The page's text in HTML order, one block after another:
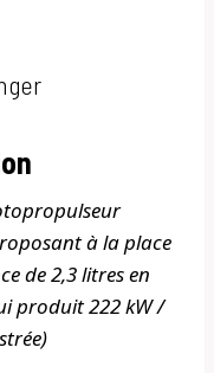
à la place
de 2,3 litres en
produit 222 kW /